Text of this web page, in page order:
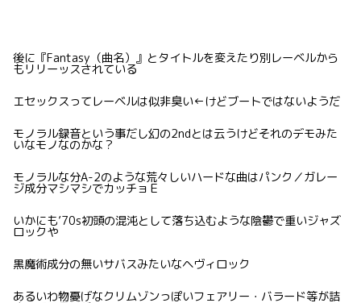
後に『Fantasy（曲名）』とタイトルを変えたり別レーベルから
もリリーッスされている
エセックスってレーベルは似非臭い←けどブートではないようだ
モノラル録音という事だし幻の2ndとは云うけどそれのデモみた
いなモノなのかな？
モノラルな分A-2のような荒々しいハードな曲はパンク／ガレー
ジ成分マシマシでカッチョＥ
いかにも’70s初頭の混沌として落ち込むような陰鬱で重いジャズ
ロックや
黒魔術成分の無いサバスみたいなヘヴィロック
あるいわ物憂げなクリムゾンっぽいフェアリー・バラード等が詰